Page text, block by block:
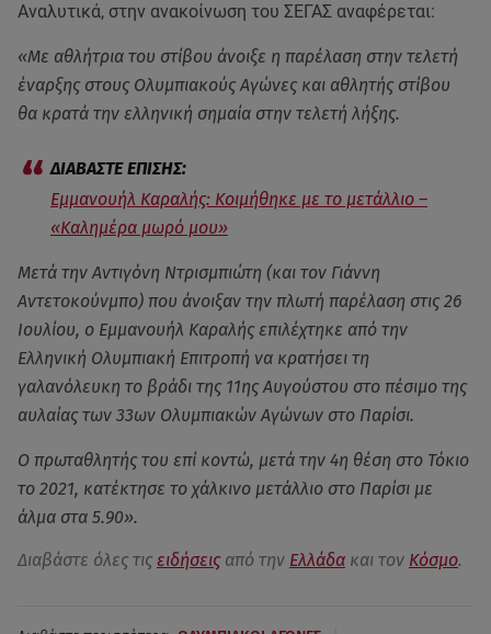
Αναλυτικά, στην ανακοίνωση του ΣΕΓΑΣ αναφέρεται:
«Με αθλήτρια του στίβου άνοιξε η παρέλαση στην τελετή
έναρξης στους Ολυμπιακούς Αγώνες και αθλητής στίβου
θα κρατά την ελληνική σημαία στην τελετή λήξης.
Εμμανουήλ Καραλής: Κοιμήθηκε με το μετάλλιο –
«Καλημέρα μωρό μου»
Μετά την Αντιγόνη Ντρισμπιώτη (και τον Γιάννη
Αντετοκούνμπο) που άνοιξαν την πλωτή παρέλαση στις 26
Ιουλίου, ο Εμμανουήλ Καραλής επιλέχτηκε από την
Ελληνική Ολυμπιακή Επιτροπή να κρατήσει τη
γαλανόλευκη το βράδι της 11ης Αυγούστου στο πέσιμο της
αυλαίας των 33ων Ολυμπιακών Αγώνων στο Παρίσι.
Ο πρωταθλητής του επί κοντώ, μετά την 4η θέση στο Τόκιο
το 2021, κατέκτησε το χάλκινο μετάλλιο στο Παρίσι με
άλμα στα 5.90».
Διαβάστε όλες τις ειδήσεις από την Ελλάδα και τον Κόσμο.